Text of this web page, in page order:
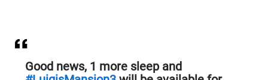
Good news, 1 more sleep and